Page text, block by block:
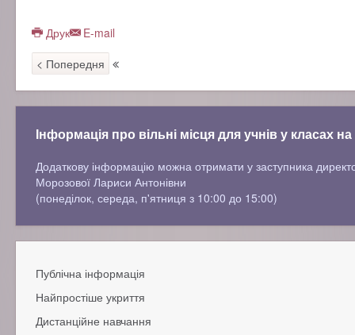
Друк
E-mail
< Попередня
Інформація про вільні місця для учнів у класах
Додаткову інформацію можна отримати у заступника
Морозової Лариси Антонівни
(понеділок, середа, п'ятниця з 10:00 до 15:00)
Публічна інформація
Додаткова інфорамція
Найпростіше укриття
Дистанційне навчання